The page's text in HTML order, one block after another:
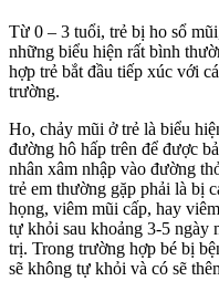
Từ 0 – 3 tuổi, trẻ bị ho sổ
những biểu hiện rất bình
hợp trẻ bắt đầu tiếp xúc với
trường.
Ho, chảy mũi ở trẻ là biểu
đường hô hấp trên để được
nhân xâm nhập vào đường
trẻ em thường gặp phải là bị
họng, viêm mũi cấp, hay
tự khỏi sau khoảng 3-5 ngày
trị. Trong trường hợp bé bị
sẽ không tự khỏi và có sẽ